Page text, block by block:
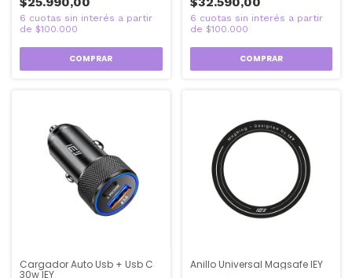
COMPRAR COMPRAR
Cargador Auto Usb + Usb C
30w IEY
Anillo Universal Magsafe IEY